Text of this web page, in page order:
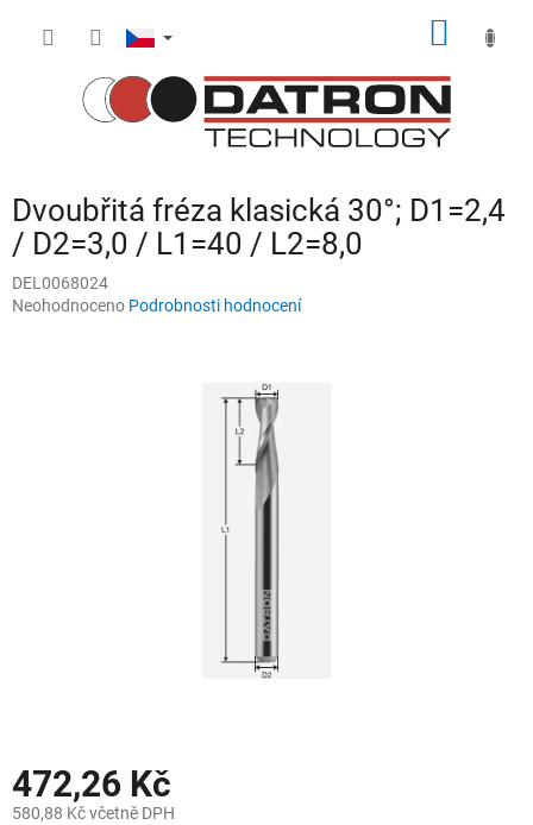
Dvoubřitá fréza klasická 30°; D1=2,4
/ D2=3,0 / L1=40 / L2=8,0
DEL0068024
Průměrné
Neohodnoceno Podrobnosti hodnocení
472,26 Kč
580,88 Kč včetně DPH